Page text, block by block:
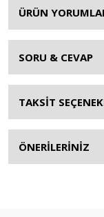
ÜRÜN
SORU & CEVAP
TAKSİT
ÖNERİLERİNİZ